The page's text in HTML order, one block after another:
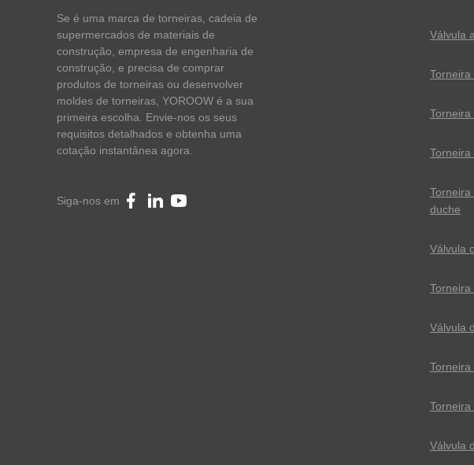
Se é uma marca de torneiras, cadeia de
supermercados de materiais de
construção, empresa de engenharia de
construção, e precisa de comprar
produtos de torneiras ou desenvolver
moldes de torneiras, YOROOW é a sua
primeira escolha. Envie-nos os seus
requisitos detalhados e obtenha uma
cotação instantânea agora.
Siga-nos em
Válvula
Torneira
Torneira
Torneira
duche
Válvula
Válvula
Torneira
Válvula